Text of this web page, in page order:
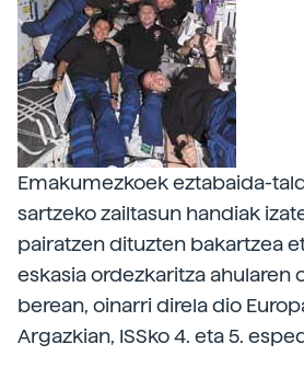
Emakumezkoek eztabaida-
sartzeko zailtasun handiak
pairatzen dituzten bakartzea
eskasia ordezkaritza ahularen
berean, oinarri direla dio
Argazkian, ISSko 4. eta 5.